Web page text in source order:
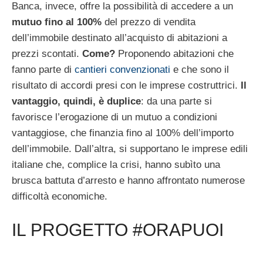
Banca, invece, offre la possibilità di accedere a un
mutuo fino al 100% del prezzo di vendita
dell’immobile destinato all’acquisto di abitazioni a
prezzi scontati. Come? Proponendo abitazioni che
fanno parte di cantieri convenzionati e che sono il
risultato di accordi presi con le imprese costruttrici.
vantaggio, quindi, è duplice: da una parte si
favorisce l’erogazione di un mutuo a condizioni
vantaggiose, che finanzia fino al 100% dell’importo
dell’immobile. Dall’altra, si supportano le imprese edili
italiane che, complice la crisi, hanno subìto una
brusca battuta d’arresto e hanno affrontato numerose
difficoltà economiche.
IL PROGETTO #ORAPUOI